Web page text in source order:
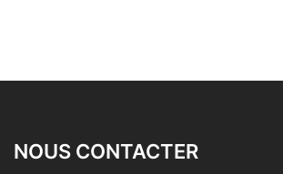
NOUS CONTACTER